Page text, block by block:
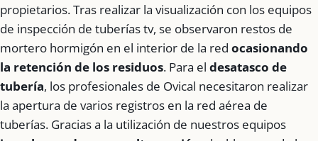
propietarios. Tras realizar la visualización con los equipos
de inspección de tuberías tv, se observaron restos de
mortero hormigón en el interior de la red ocasionando
la retención de los residuos. Para el desatasco de
tubería, los profesionales de Ovical necesitaron realizar
la apertura de varios registros en la red aérea de
tuberías. Gracias a la utilización de nuestros equipos